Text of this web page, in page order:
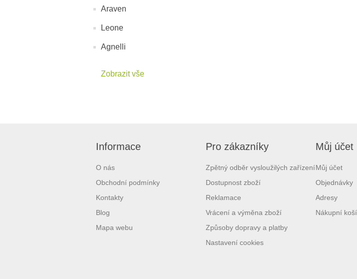
Araven
Leone
Agnelli
Zobrazit vše
Informace
O nás
Obchodní podmínky
Kontakty
Blog
Mapa webu
Pro zákazníky
Zpětný odběr vysloužilých zařízení
Dostupnost zboží
Reklamace
Vrácení a výměna zboží
Způsoby dopravy a platby
Nastavení cookies
Můj účet
Můj účet
Objednávky
Adresy
Nákupní